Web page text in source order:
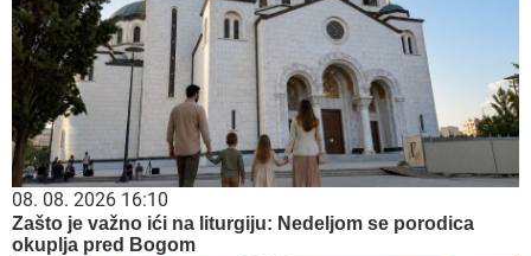
08. 08. 2026 16:10
Zašto je važno ići na liturgiju: Nedeljom se porodica
okuplja pred Bogom